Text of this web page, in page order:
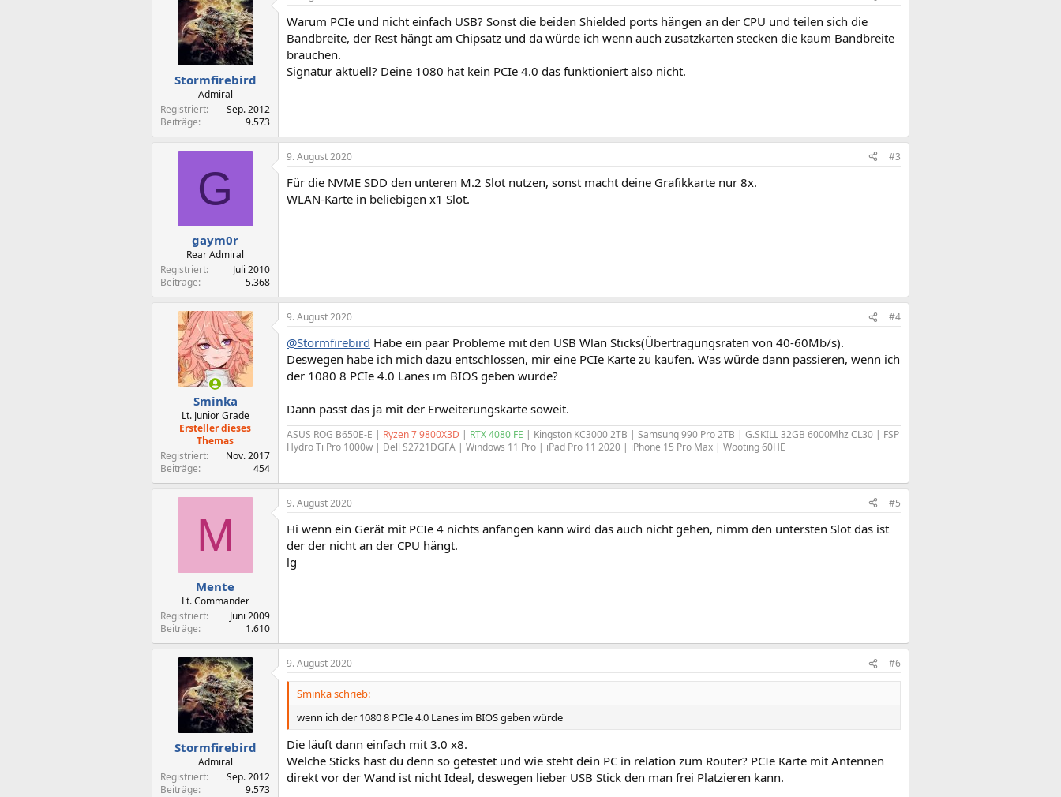
Stormfirebird
Admiral
Registriert
Sep. 2012
Beiträge
9.573
Warum PCIe und nicht einfach USB? Sonst die beiden Shielded ports hängen an der CPU und teilen sich die
Bandbreite, der Rest hängt am Chipsatz und da würde ich wenn auch zusatzkarten stecken die kaum Bandbreite
brauchen.
Signatur aktuell? Deine 1080 hat kein PCIe 4.0 das funktioniert also nicht.
G
gaym0r
Rear Admiral
Registriert
Juli 2010
Beiträge
5.368
9. August 2020 #3
Für die NVME SDD den unteren M.2 Slot nutzen, sonst macht deine Grafikkarte nur 8x.
WLAN-Karte in beliebigen x1 Slot.
Sminka
Lt. Junior Grade
Ersteller dieses
Themas
Registriert
Nov. 2017
Beiträge
454
9. August 2020 #4
@Stormfirebird Habe ein paar Probleme mit den USB Wlan Sticks(Übertragungsraten von 40-60Mb/s).
Deswegen habe ich mich dazu entschlossen, mir eine PCIe Karte zu kaufen. Was würde dann passieren, wenn ich
der 1080 8 PCIe 4.0 Lanes im BIOS geben würde?
Dann passt das ja mit der Erweiterungskarte soweit.
ASUS ROG B650E-E | Ryzen 7 9800X3D | RTX 4080 FE | Kingston KC3000 2TB | Samsung 990 Pro 2TB | G.SKILL 32GB 6000Mhz CL30 | FSP
Hydro Ti Pro 1000w | Dell S2721DGFA | Windows 11 Pro | iPad Pro 11 2020 | iPhone 15 Pro Max | Wooting 60HE
M
Mente
Lt. Commander
Registriert
Juni 2009
Beiträge
1.610
9. August 2020 #5
Hi wenn ein Gerät mit PCIe 4 nichts anfangen kann wird das auch nicht gehen, nimm den untersten Slot das ist
der der nicht an der CPU hängt.
lg
Stormfirebird
Admiral
Registriert
Sep. 2012
Beiträge
9.573
9. August 2020 #6
Sminka schrieb:
wenn ich der 1080 8 PCIe 4.0 Lanes im BIOS geben würde
Die läuft dann einfach mit 3.0 x8.
Welche Sticks hast du denn so getestet und wie steht dein PC in relation zum Router? PCIe Karte mit Antennen
direkt vor der Wand ist nicht Ideal, deswegen lieber USB Stick den man frei Platzieren kann.